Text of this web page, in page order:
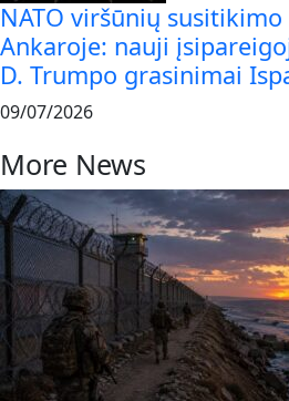
NATO viršūnių
Ankaroje: nauji
D. Trumpo grasinimai
09/07/2026
More News